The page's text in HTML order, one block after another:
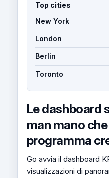
Top cities
New York
London
Berlin
Toronto
Le dashboard
man mano
programma
Go avvia il dashboard
visualizzazioni di